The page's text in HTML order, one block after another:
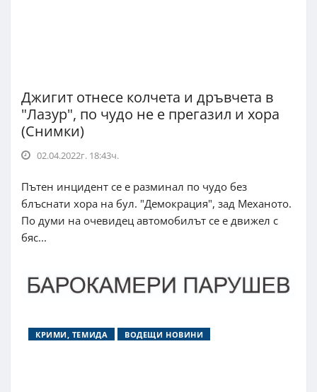
Джигит отнесе колчета и дръвчета в
"Лазур", по чудо не е прегазил и хора
(Снимки)
02.04.2022г. 18:43ч.
Пътен инцидент се е разминал по чудо без
блъснати хора на бул. "Демокрация", зад Механото.
По думи на очевидец автомобилът се е движел с
бяс...
КРИМИ, ТЕМИДА ВОДЕЩИ НОВИНИ